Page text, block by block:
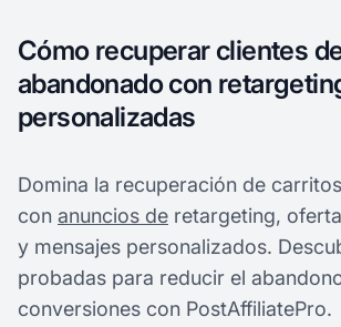
Cómo recuperar clientes
abandonado con
personalizadas
Domina la recuperación de
con anuncios de retargeting,
y mensajes personalizados.
probadas para reducir el
conversiones con PostAffiliatePro.